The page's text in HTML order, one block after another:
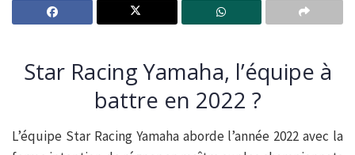
Star Racing Yamaha, l’équipe à
battre en 2022 ?
L’équipe Star Racing Yamaha aborde l’année 2022 avec la